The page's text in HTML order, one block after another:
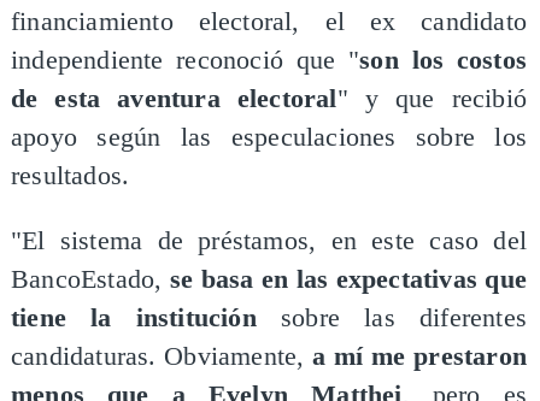
financiamiento electoral, el ex candidato
independiente reconoció que "son los costos
de esta aventura electoral" y que recibió
apoyo según las especulaciones sobre los
resultados.
"El sistema de préstamos, en este caso del
BancoEstado, se basa en las expectativas que
tiene la institución sobre las diferentes
candidaturas. Obviamente,a mí me prestaron
menos que a Evelyn Matthei, pero es